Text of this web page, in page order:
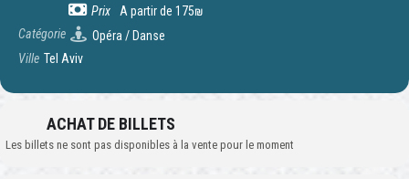
Prix
A partir de 175₪
Catégorie
Opéra / Danse
Ville Tel Aviv
ACHAT DE BILLETS
Les billets ne sont pas disponibles à la vente pour le moment